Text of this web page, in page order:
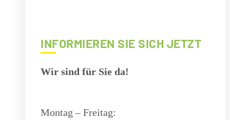
INFORMIEREN SIE SICH JETZT
Wir sind für Sie da!
Montag – Freitag: